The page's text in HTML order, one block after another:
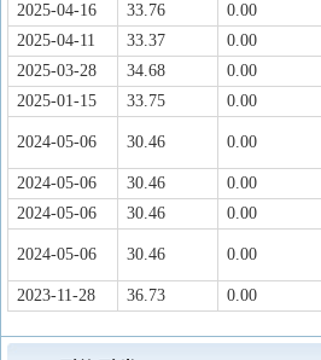
2025-04-16
33.76 0.00
2025-04-11
33.37 0.00
2025-03-28
34.68 0.00
2025-01-15
33.75 0.00
2024-05-06 30.46 0.00
2024-05-06 30.46 0.00
2024-05-06
30.46 0.00
2024-05-06 30.46 0.00
2023-11-28 36.73 0.00